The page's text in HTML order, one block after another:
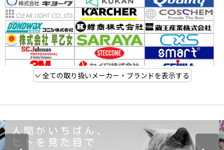
全ての取り扱いメーカー・ブランドを表示する